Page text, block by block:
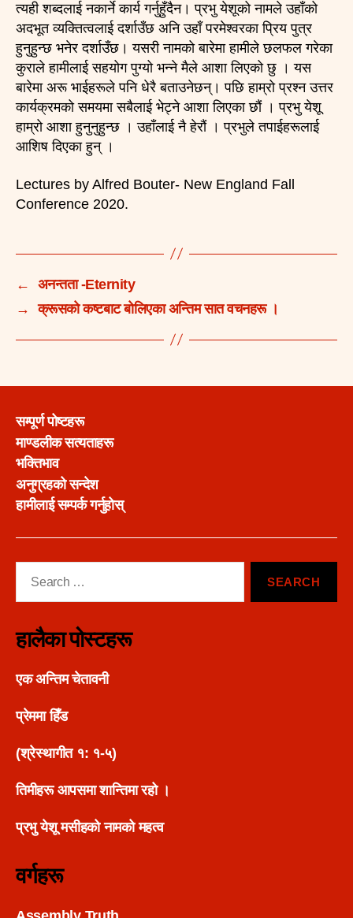
त्यही शब्दलाई नकार्ने कार्य गर्नुहुँदैन। प्रभु येशूको नामले उहाँको
अदभूत व्यक्तित्वलाई दर्शाउँछ अनि उहाँ परमेश्वरका प्रिय पुत्र
हुनुहुन्छ भनेर दर्शाउँछ। यसरी नामको बारेमा हामीले छलफल गरेका
कुराले हामीलाई सहयोग पुग्यो भन्ने मैले आशा लिएको छु । यस
बारेमा अरू भाईहरूले पनि धेरै बताउनेछन्। पछि हाम्रो प्रश्न उत्तर
कार्यक्रमको समयमा सबैलाई भेट्ने आशा लिएका छौं । प्रभु येशू
हाम्रो आशा हुनुनुहुन्छ । उहाँलाई नै हेरौं । प्रभुले तपाईहरूलाई
आशिष दिएका हुन् ।
Lectures by Alfred Bouter- New England Fall
Conference 2020.
←
अनन्तता -Eternity
→
क्रूसको कष्टबाट बोलिएका अन्तिम सात वचनहरू ।
सम्पूर्ण पोष्टहरू
माण्डलीक सत्यताहरू
भक्तिभाव
अनुग्रहको सन्देश
हामीलाई सम्पर्क गर्नुहोस्
हालैका पोस्टहरू
एक अन्तिम चेतावनी
प्रेममा हिँड
(श्रेस्थागीत १: १-५)
तिमीहरू आपसमा शान्तिमा रहो ।
प्रभु येशू मसीहको नामको महत्व
वर्गहरू